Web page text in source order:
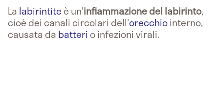
La labirintiteè un'infiammazione del labirinto,
cioè dei canali circolari dell'orecchiointerno,
causata da batterio infezioni virali.